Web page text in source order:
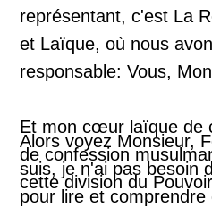
représentant, c'est La
et Laïque, où nous
responsable: Vous,
Et mon cœur laïque de
de confession
cette division du
Alors voyez Monsieur,
suis, je n'ai pas besoin
pour lire et